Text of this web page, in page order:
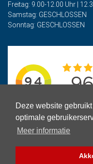
Deze website
optimale
Meer informatie
Freitag: 9.00-12.00 Uhr |
Samstag: GESCHLOSSEN
Sonntag: GESCHLOSSEN
Privacy